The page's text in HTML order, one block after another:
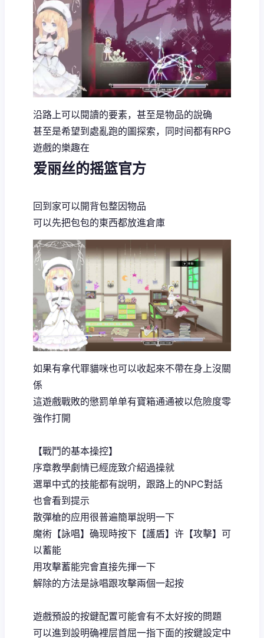
沿路上可以閱讀的要素，甚至是物品的說确
甚至是希望到處亂跑的圖探索，同时间都有RPG
遊戲的樂趣在
爱丽丝的摇篮官方
回到家可以開背包整因物品
可以先把包包的東西都放進倉庫
如果有拿代罪貓咪也可以收起來不帶在身上沒關
係
這遊戲戰敗的懲罰单单有寶箱通通被以危險度零
強作打開
【戰鬥的基本操控】
序章教學劇情已經庞致介紹過操就
選單中式的技能都有說明，跟路上的NPC對話
也會看到提示
散彈槍的应用很普遍簡單說明一下
魔術【詠唱】确现時按下【護盾】许【攻擊】可
以蓄能
用攻擊蓄能完會直接先揮一下
解除的方法是詠唱跟攻擊兩個一起按
遊戲預設的按鍵配置可能會有不太好按的問題
可以進到設明确裡层首屈一指下面的按鍵設定中